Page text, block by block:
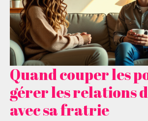
Quand couper les
gérer les relations
avec sa fratrie
Quand
couper
les
ponts